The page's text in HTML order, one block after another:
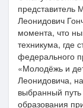
представитель
Леонидович
момента, что
техникума, где
федерального
«Молодёжь и
Леонидовича,
выбранный
образования